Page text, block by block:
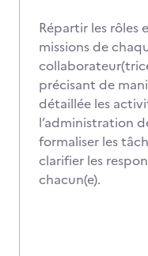
Répartir les rôles
missions de
précisant de
détaillée les
l’administration
formaliser les
clarifier les
chacun(e).